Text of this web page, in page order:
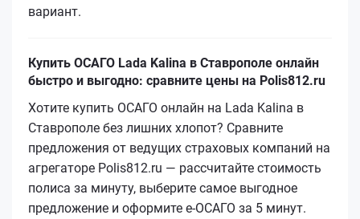
вариант.
Купить ОСАГО Lada Kalina в Ставрополе онлайн
быстро и выгодно: сравните цены на Polis812.ru
Хотите купить ОСАГО онлайн на Lada Kalina в
Ставрополе без лишних хлопот? Сравните
предложения от ведущих страховых компаний на
агрегаторе Polis812.ru — рассчитайте стоимость
полиса за минуту, выберите самое выгодное
предложение и оформите е‑ОСАГО за 5 минут.